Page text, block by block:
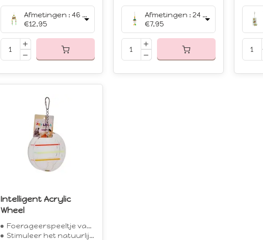
Afmetingen : 46 x 20 x 10 cm
€12,95
Afmetingen : 24 x 8 cm
€7,95
Intelligent Acrylic
Wheel
Foerageerspeeltje van acryl
Stimuleer het natuurlijk gedrag